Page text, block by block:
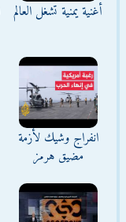
أغنية يمنية تشغل العالم
انفراج وشيك لأزمة
مضيق هرمز